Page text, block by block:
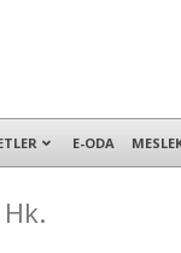
ile İzmit Merkez,
E-ODA